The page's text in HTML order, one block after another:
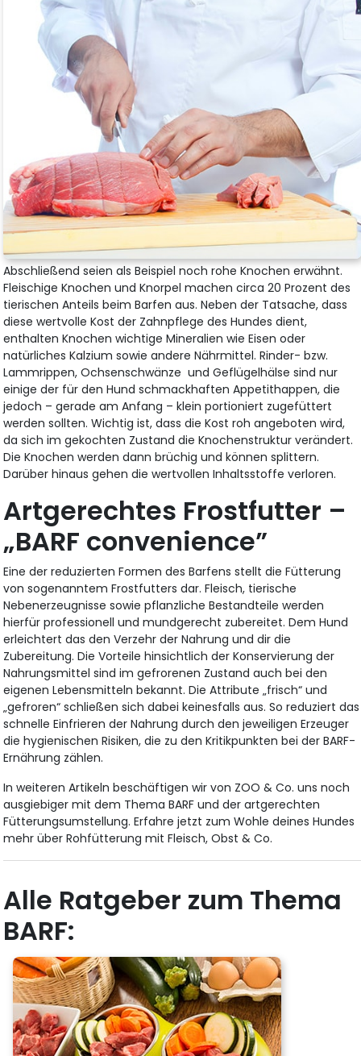
Abschließend seien als Beispiel noch rohe Knochen erwähnt.
Fleischige Knochen und Knorpel machen circa 20 Prozent des
tierischen Anteils beim Barfen aus. Neben der Tatsache, dass
diese wertvolle Kost der Zahnpflege des Hundes dient,
enthalten Knochen wichtige Mineralien wie Eisen oder
natürliches Kalzium sowie andere Nährmittel. Rinder- bzw.
Lammrippen, Ochsenschwänze und Geflügelhälse sind nur
einige der für den Hund schmackhaften Appetithappen, die
jedoch – gerade am Anfang – klein portioniert zugefüttert
werden sollten. Wichtig ist, dass die Kost roh angeboten wird,
da sich im gekochten Zustand die Knochenstruktur verändert.
Die Knochen werden dann brüchig und können splittern.
Darüber hinaus gehen die wertvollen Inhaltsstoffe verloren.
Artgerechtes Frostfutter –
„BARF convenience”
Eine der reduzierten Formen des Barfens stellt die Fütterung
von sogenanntem Frostfutters dar. Fleisch, tierische
Nebenerzeugnisse sowie pflanzliche Bestandteile werden
hierfür professionell und mundgerecht zubereitet. Dem Hund
erleichtert das den Verzehr der Nahrung und dir die
Zubereitung. Die Vorteile hinsichtlich der Konservierung der
Nahrungsmittel sind im gefrorenen Zustand auch bei den
eigenen Lebensmitteln bekannt. Die Attribute „frisch“ und
„gefroren“ schließen sich dabei keinesfalls aus. So reduziert das
schnelle Einfrieren der Nahrung durch den jeweiligen Erzeuger
die hygienischen Risiken, die zu den Kritikpunkten bei der BARF-
Ernährung zählen.
In weiteren Artikeln beschäftigen wir von ZOO & Co. uns noch
ausgiebiger mit dem Thema BARF und der artgerechten
Fütterungsumstellung. Erfahre jetzt zum Wohle deines Hundes
mehr über Rohfütterung mit Fleisch, Obst & Co.
Alle Ratgeber zum Thema
BARF: